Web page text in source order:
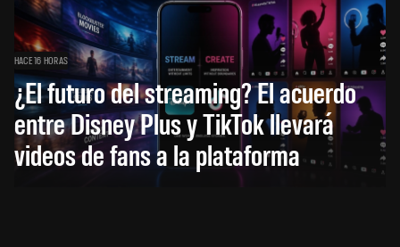
HACE 16 HORAS
¿El futuro del streaming? El acuerdo
entre Disney Plus y TikTok llevará
videos de fans a la plataforma